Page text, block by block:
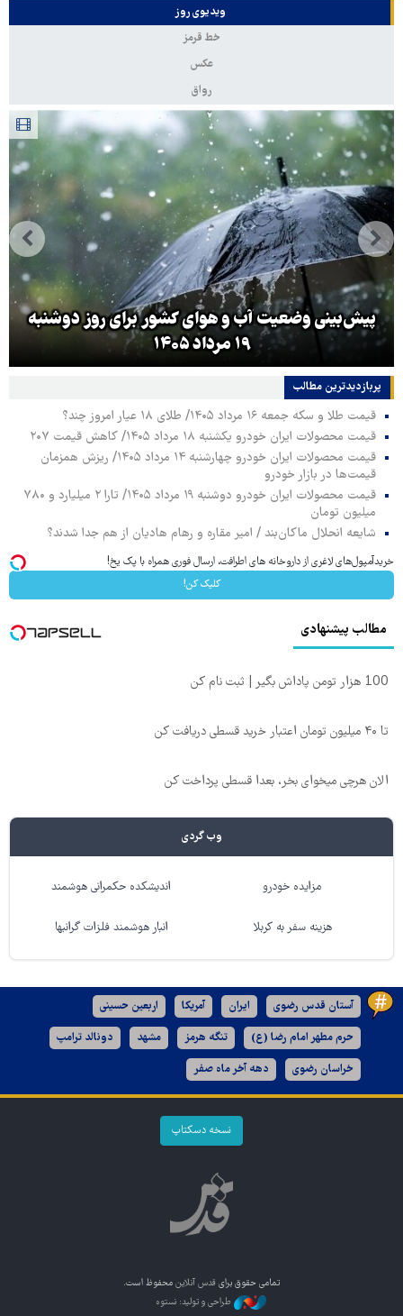
ویدیوی روز
خط قرمز
عکس
رواق
پیش‌بینی وضعیت آب و هوای کشور برای روز دوشنبه
۱۹ مرداد ۱۴۰۵
پربازدیدترین‌ مطالب
قیمت طلا و سکه جمعه ۱۶ مرداد ۱۴۰۵/ طلای ۱۸ عیار امروز چند؟
قیمت محصولات ایران خودرو یکشنبه ۱۸ مرداد ۱۴۰۵/ کاهش قیمت ۲۰۷
قیمت محصولات ایران خودرو چهارشنبه ۱۴ مرداد ۱۴۰۵/ ریزش همزمان
قیمت‌ها در بازار خودرو
قیمت محصولات ایران خودرو دوشنبه ۱۹ مرداد ۱۴۰۵/ تارا ۲ میلیارد و ۷۸۰
میلیون تومان
شایعه انحلال ماکان‌بند / امیر مقاره و رهام هادیان از هم جدا شدند؟
خریدآمپول‌های لاغری از داروخانه های اطرافت، ارسال فوری همراه با پک یخ!
کلیک کن!
مطالب پیشنهادی
100 هزار تومن پاداش بگیر | ثبت نام کن
تا ۴۰ میلیون تومان اعتبار خرید قسطی دریافت کن
الان هرچی میخوای بخر، بعدا قسطی پرداخت کن
وب گردی
مزایده خودرو اندیشکده حکمرانی هوشمند
هزینه سفر به کربلا انبار هوشمند فلزات گرانبها
آستان قدس رضوی ایران آمریکا اربعین حسینی
حرم مطهر امام رضا (ع) تنگه هرمز مشهد دونالد ترامپ
خراسان رضوی دهه آخر ماه صفر
نسخه دسکتاپ
تمامی حقوق برای قدس آنلاین محفوظ است.
طراحی و تولید: نستوه